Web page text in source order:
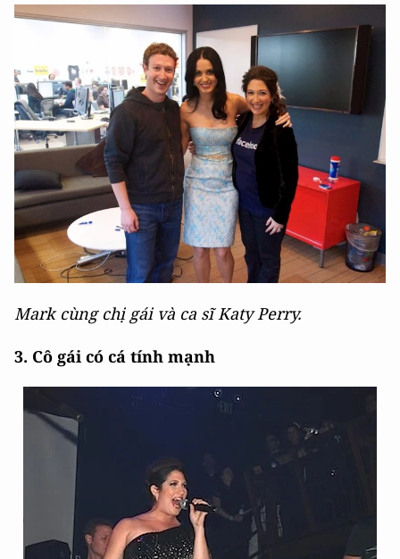
Mark cùng chị gái và ca sĩ Katy Perry.
3. Cô gái có cá tính mạnh